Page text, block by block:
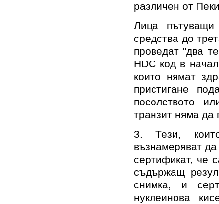
различен от
Лица
средства до
проведат "два
HDC код в
които нямат
пристигане
посолството
транзит няма да
3. Тези,
възнамеряват
сертификат, че
съдържащ
снимка, и
нуклеинова